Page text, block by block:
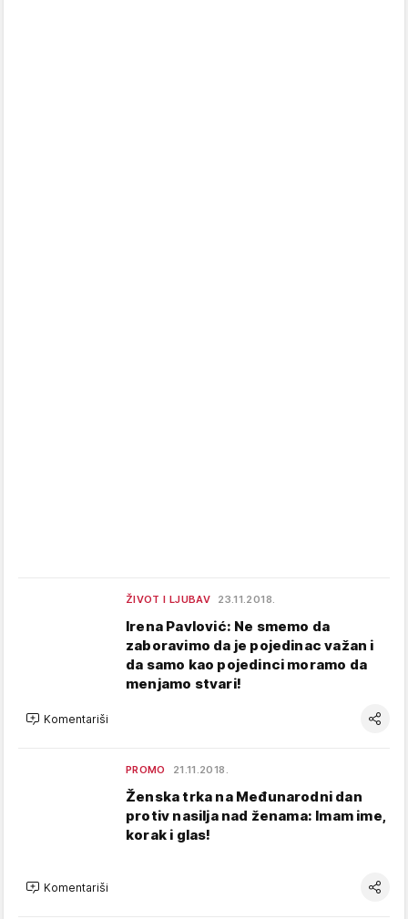
ŽIVOT I LJUBAV 23.11.2018.
Irena Pavlović: Ne smemo da
zaboravimo da je pojedinac važan i
da samo kao pojedinci moramo da
menjamo stvari!
Komentariši
PROMO 21.11.2018.
Ženska trka na Međunarodni dan
protiv nasilja nad ženama: Imam ime,
korak i glas!
Komentariši